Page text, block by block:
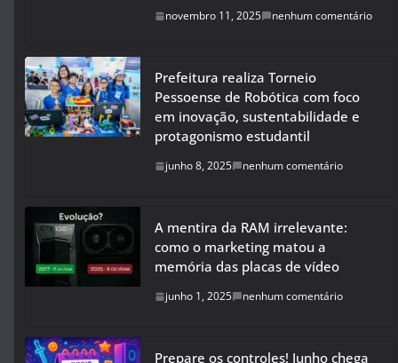
novembro 11, 2025 nenhum comentário
Prefeitura realiza Torneio
Pessoense de Robótica com foco
em inovação, sustentabilidade e
protagonismo estudantil
junho 8, 2025 nenhum comentário
A mentira da RAM irrelevante:
como o marketing matou a
memória das placas de vídeo
junho 1, 2025 nenhum comentário
Prepare os controles! Junho chega